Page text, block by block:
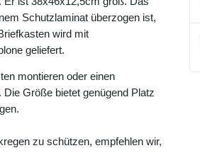
Schutzlaminat überzogen ist,
wird mit
geliefert.
montieren oder einen
Größe bietet genügend Platz
zu schützen, empfehlen wir,